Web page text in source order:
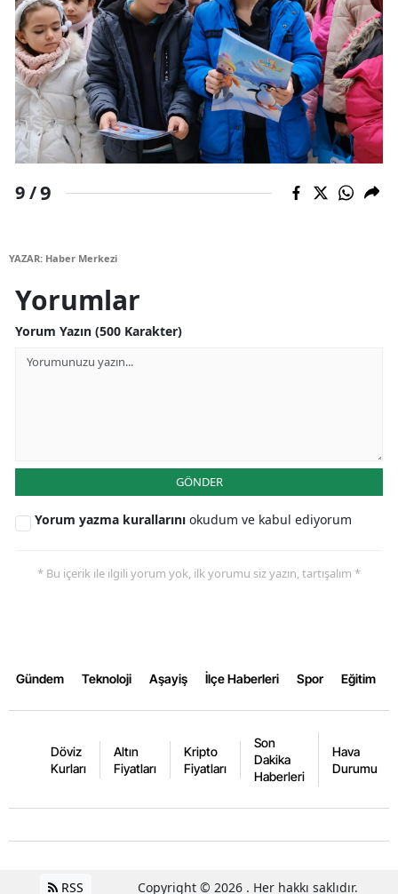
9 /9
YAZAR: Haber Merkezi
Yorumlar
Yorum Yazın (500 Karakter)
GÖNDER
Yorum yazma kurallarını okudum ve kabul ediyorum
* Bu içerik ile ilgili yorum yok, ilk yorumu siz yazın, tartışalım *
Gündem Teknoloji Aşayiş İlçe Haberleri Spor Eğitim
Döviz
Kurları
Altın
Fiyatları
Kripto
Fiyatları
Son
Dakika
Haberleri
Hava
Durumu
RSS Copyright © 2026 . Her hakkı saklıdır.